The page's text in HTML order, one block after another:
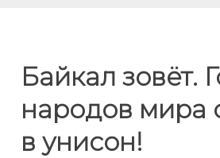
Байкал зовёт.
народов мира
в унисон!